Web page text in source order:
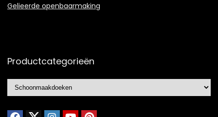
Gelieerde openbaarmaking
Productcategorieën